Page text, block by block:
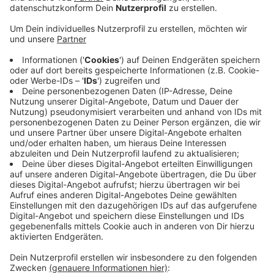
Anzeige
In Hamminkeln ist der Einbruch in einen
Raiffeisenmarkt auf der Güterstraße gründlich
misslungen. Ein 45jähriger Niederländer wurde in der
Nacht als tatverdächtig geschnappt. Mit einem
Komplizen soll er zwar erfolgreich in den Markt
eingedrungen sein. Beiden war es dann aber nicht
gelungen, hier den Tresor zu öffnen. Nur ein
Sparschwein musste dran glauben. Der zweite Täter
konnte fliehen. Er war über einen Zaun geklettert und
entlang der B473 Richtung Wesel davongerannt. Die
Polizei hofft jetzt auf mögliche Zeugen.
Anzeige